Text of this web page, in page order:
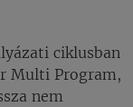
ciklusban
Multi Program,
nem